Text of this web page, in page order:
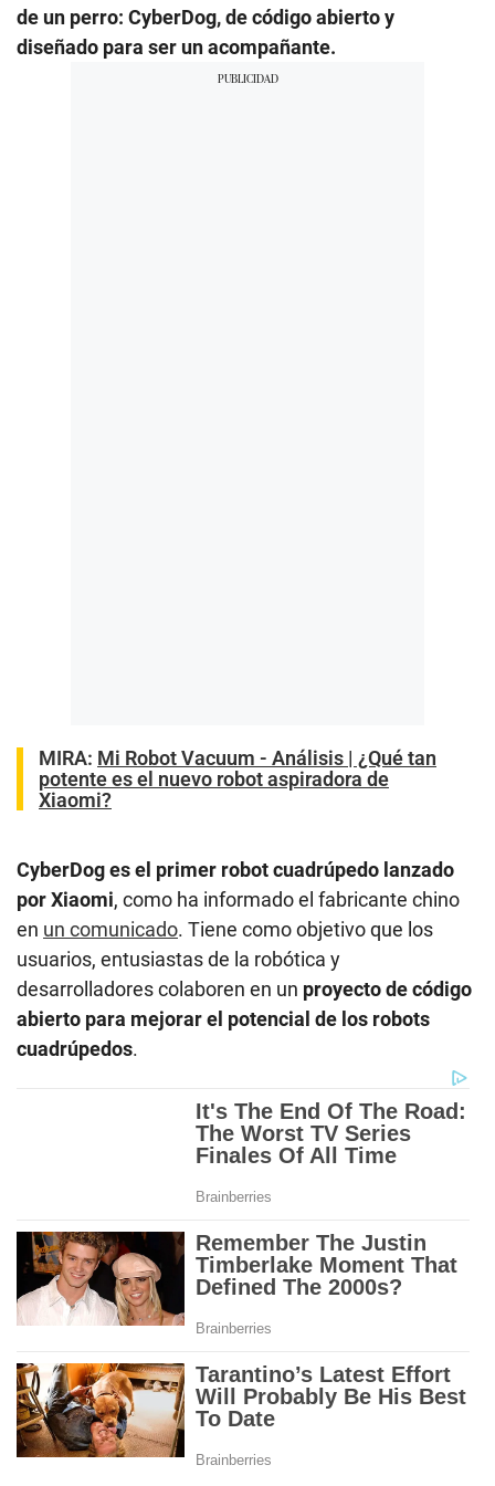
de un perro: CyberDog, de código abierto y
diseñado para ser un acompañante.
MIRA: Mi Robot Vacuum - Análisis | ¿Qué tan
potente es el nuevo robot aspiradora de
Xiaomi?
CyberDog es el primer robot cuadrúpedo lanzado
por Xiaomi, como ha informado el fabricante chino
en un comunicado. Tiene como objetivo que los
usuarios, entusiastas de la robótica y
desarrolladores colaboren en un proyecto de código
abierto para mejorar el potencial de los robots
cuadrúpedos.